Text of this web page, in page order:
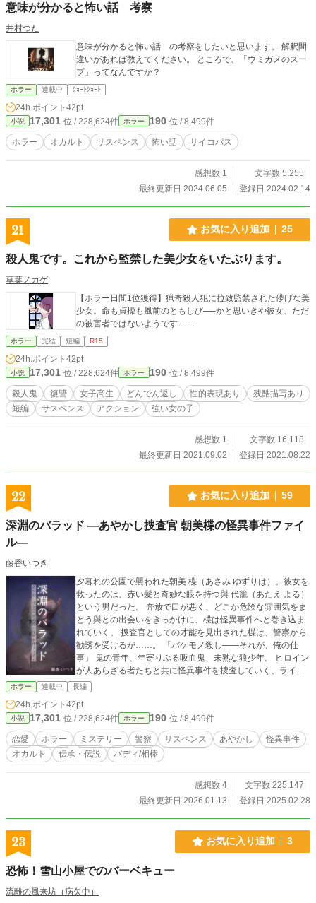
意味が分かると怖い話 考察
井村つた
意味が分かると怖い話 の考察をしたいと思います。 解釈間
違いがあれば教えてください。 ところで、「ウミガメのスー
プ」ってなんですか？
ホラー 連載中 ｼｮｰﾄｼｮｰﾄ
24h.ポイント 42pt
小説 17,301 位 / 228,624件 ホラー 190 位 / 8,499件
ホラー オカルト サスペンス 怖い話 サイコパス
感想数 1
文字数 5,255
最終更新日 2024.06.05
登録日 2024.02.14
21 お気に入り追加 25
殺人鬼です。これから監禁した美少女をいたぶります。
草葉ノカゲ
【ホラー日間1位獲得】猟奇殺人犯に拉致監禁された儚げな美
少女。命も貞操も風前のともしび──かと思いきや彼女、ただ
の被害者ではないようです……
ホラー 完結 短編 R15
24h.ポイント 42pt
小説 17,301 位 / 228,624件 ホラー 190 位 / 8,499件
殺人鬼 復讐 女子高生 どんでん返し 性的表現あり
残酷描写あり
短編
サスペンス アクション 強い女の子
感想数 1
文字数 16,118
最終更新日 2021.09.02
登録日 2021.08.22
22 お気に入り追加 59
深淵のバラッド —あやかし捜査官 朝美楪の怪異事件ファイ
ル—
藤香いつき
夕暮れの公園で襲われた朝美 楪（あさみ ゆずりは）。彼女を
救ったのは、赤い髪と奇妙な眼を持つ與 代籠（あたえ よる）
という男だった。 奔放で口が悪く、どこか危険な雰囲気をま
とう與との出会いをきっかけに、楪は怪異事件へと巻き込ま
れていく。 捜査官としての才能を見出された楪は、警察から
勧誘を受けるが……。 「バケモノ殺し——それが、俺の仕
事」 鬼の青年、年寄りぶる吸血鬼、未熟な狼少年。 ヒロイン
が人あらざる者たちと共に怪異事件を捜査していく、ライト
ホラーミステリー。 ……あるいは、鬼に恋する物語。 ※ホラ
ミス小説大賞にて2位および激励賞を頂きました。応援ありが
とうございました。
ホラー 連載中 長編
24h.ポイント 42pt
小説 17,301 位 / 228,624件 ホラー 190 位 / 8,499件
恋愛 ホラー ミステリー 警察 サスペンス あやかし
怪異事件
オカルト
伝承・伝説 バディ/相棒
感想数 4
文字数 225,147
最終更新日 2026.01.13
登録日 2025.02.28
23 お気に入り追加 3
恐怖！雪山小屋でのバーベキュー
流離の風来坊（病欠中）